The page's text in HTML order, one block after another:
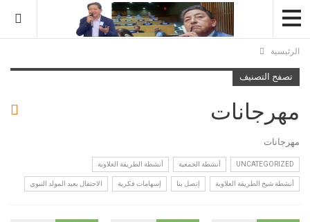
التصنيف
أنشطة الجمعية أنشطة الطريقة العلاوية
شيخ الطريقة العلاوية إتصل بنا إسهامات فكرية الاحتفال بعيد المولد النبوي